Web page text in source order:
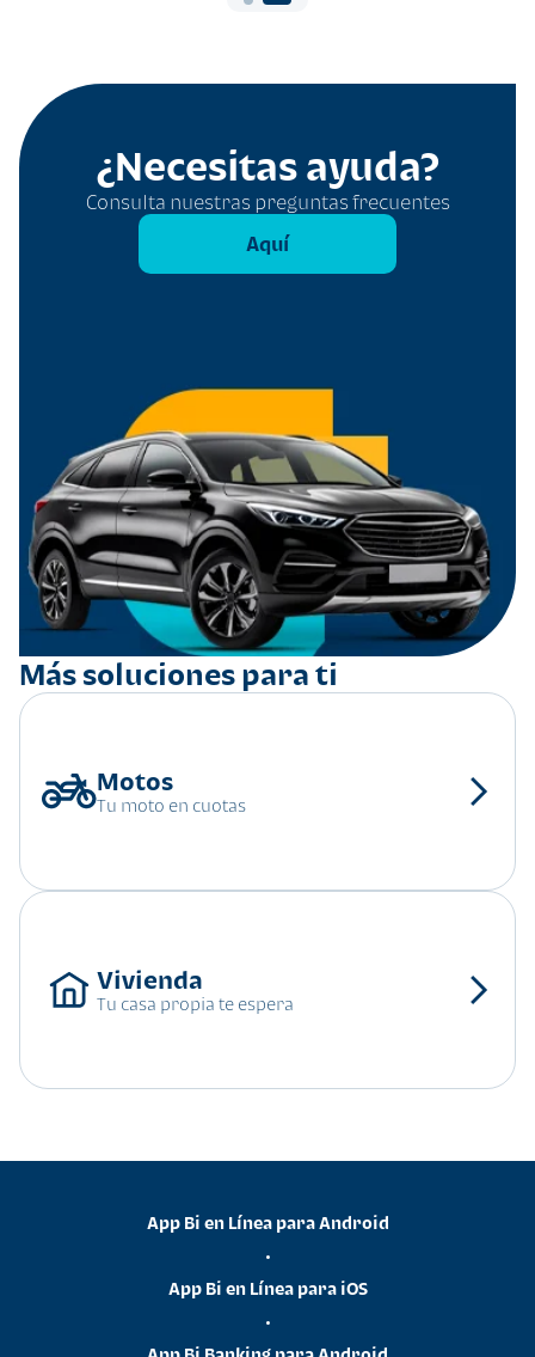
¿Necesitas ayuda?
Consulta nuestras preguntas frecuentes
Aquí
Más soluciones para ti
Tu moto en cuotas
Tu casa propia te espera
App Bi en Línea para Android
•
App Bi en Línea para iOS
•